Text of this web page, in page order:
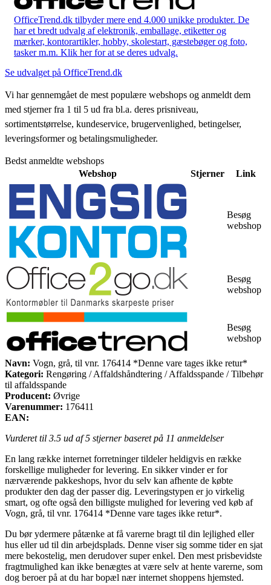
OfficeTrend.dk tilbyder mere end 4.000 unikke produkter. De
har et bredt udvalg af elektronik, emballage, etiketter og
mærker, kontorartikler, hobby, skolestart, gæstebøger og foto,
tasker m.m. Klik her for at se deres udvalg.
Se udvalget på OfficeTrend.dk
Vi har gennemgået de mest populære webshops og anmeldt dem
med stjerner fra 1 til 5 ud fra bl.a. deres prisniveau,
sortimentstørrelse, kundeservice, brugervenlighed, betingelser,
leveringsformer og betalingsmuligheder.
Bedst anmeldte webshops
Webshop
Stjerner Link
Besøg
webshop
Besøg
webshop
Besøg
webshop
Navn: Vogn, grå, til vnr. 176414 *Denne vare tages ikke retur*
Kategori: Rengøring / Affaldshåndtering / Affaldsspande / Tilbehør
til affaldsspande
Producent: Øvrige
Varenummer: 176411
EAN:
Vurderet til 3.5 ud af 5 stjerner baseret på 11 anmeldelser
En lang række internet forretninger tildeler heldigvis en række
forskellige muligheder for levering. En sikker vinder er for
nærværende pakkeshops, hvor du selv kan afhente de købte
produkter den dag der passer dig. Leveringstypen er jo virkelig
smart, og ofte også den billigste mulighed for levering ved køb af
Vogn, grå, til vnr. 176414 *Denne vare tages ikke retur*.
Du bør ydermere påtænke at få varerne bragt til din lejlighed eller
hus eller ud til din arbejdsplads. Denne viser sig somme tider en sjat
mere bekostelig, men derudover super enkel. Den mest prisbevidste
fragtmulighed kan ikke benægtes at være selv at hente varerne, som
dog beroer på at du har bopæl nær internet shoppens hjemsted.